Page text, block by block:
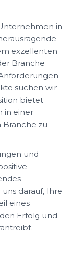
in
exzellenten
Branche
suchen wir
bietet
in einer
zu
und
darauf, Ihre
eines
Erfolg und